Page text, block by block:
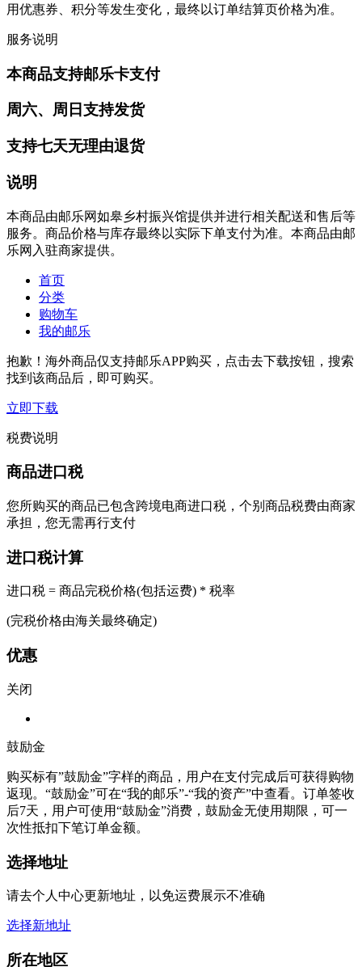
用优惠券、积分等发生变化，最终以订单结算页价格为准。
服务说明
本商品支持邮乐卡支付
周六、周日支持发货
支持七天无理由退货
说明
本商品由邮乐网如皋乡村振兴馆提供并进行相关配送和售后等
服务。商品价格与库存最终以实际下单支付为准。本商品由邮
乐网入驻商家提供。
首页
分类
购物车
我的邮乐
抱歉！海外商品仅支持邮乐APP购买，点击去下载按钮，搜索
找到该商品后，即可购买。
立即下载
税费说明
商品进口税
您所购买的商品已包含跨境电商进口税，个别商品税费由商家
承担，您无需再行支付
进口税计算
进口税 = 商品完税价格(包括运费) * 税率
(完税价格由海关最终确定)
优惠
关闭
鼓励金
购买标有”鼓励金”字样的商品，用户在支付完成后可获得购物
返现。“鼓励金”可在“我的邮乐”-“我的资产”中查看。订单签收
后7天，用户可使用“鼓励金”消费，鼓励金无使用期限，可一
次性抵扣下笔订单金额。
选择地址
请去个人中心更新地址，以免运费展示不准确
选择新地址
所在地区